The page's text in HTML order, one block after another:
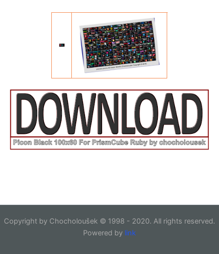
Copyright by Chocholoušek © 1998 - 2020. All rights reserved.
Powered by link